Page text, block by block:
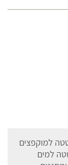
למוקפצים
למים